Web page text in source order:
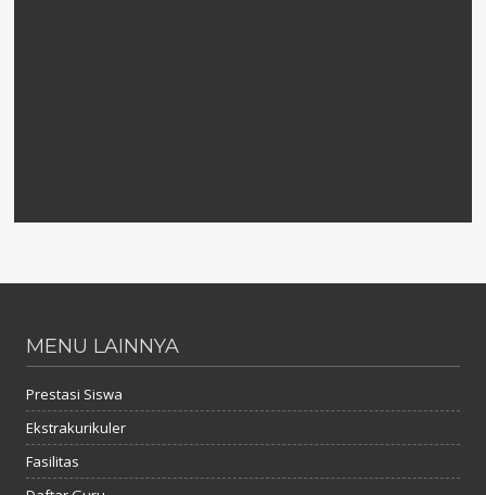
MENU LAINNYA
Prestasi Siswa
Ekstrakurikuler
Fasilitas